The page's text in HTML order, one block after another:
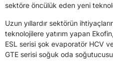
sektöre öncülük eden yeni
Uzun yıllardır sektörün
teknolojilere yatırım yapan
ESL serisi şok evaporatör HCV
GTE serisi soğuk oda